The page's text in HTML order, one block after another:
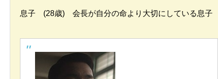
息子 (28歳) 会長が自分の命より大切にしている息子